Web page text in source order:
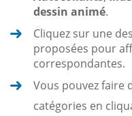
dessin animé.
Cliquez sur une
proposées pour
correspondantes.
Vous pouvez faire
catégories en